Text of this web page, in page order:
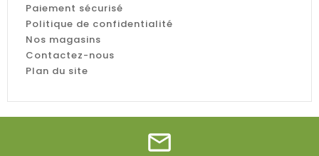
Paiement sécurisé
Politique de confidentialité
Nos magasins
Contactez-nous
Plan du site